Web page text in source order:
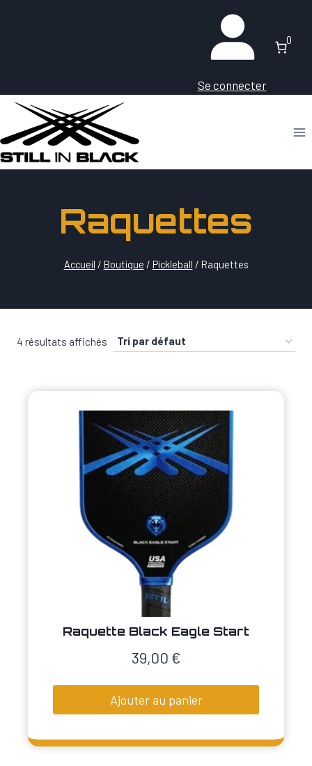
0
Se connecter
Raquettes
Accueil / Boutique / Pickleball / Raquettes
4 résultats affichés
Raquette Black Eagle Start
39,00 €
Ajouter au panier